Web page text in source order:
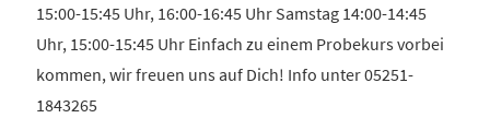
15:00-15:45 Uhr, 16:00-16:45 Uhr Samstag 14:00-14:45
Uhr, 15:00-15:45 Uhr Einfach zu einem Probekurs vorbei
kommen, wir freuen uns auf Dich! Info unter 05251-
1843265